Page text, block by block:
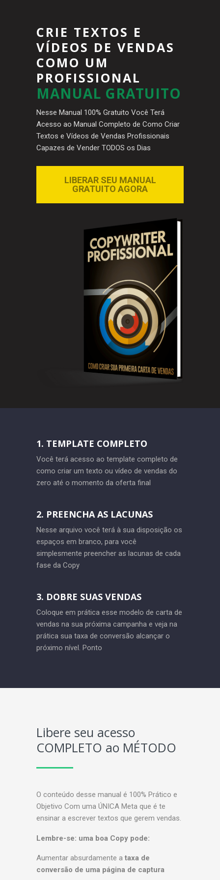
CRIE TEXTOS E
VÍDEOS DE VENDAS
COMO UM
PROFISSIONAL
MANUAL GRATUITO
Nesse Manual 100% Gratuito Você Terá
Acesso ao Manual Completo de Como Criar
Textos e Vídeos de Vendas Profissionais
Capazes de Vender TODOS os Dias
LIBERAR SEU MANUAL
GRATUITO AGORA
1. TEMPLATE COMPLETO
Você terá acesso ao template completo de
como criar um texto ou vídeo de vendas do
zero até o momento da oferta final
2. PREENCHA AS LACUNAS
Nesse arquivo você terá à sua disposição os
espaços em branco, para você
simplesmente preencher as lacunas de cada
fase da Copy
3. DOBRE SUAS VENDAS
Coloque em prática esse modelo de carta de
vendas na sua próxima campanha e veja na
prática sua taxa de conversão alcançar o
próximo nível. Ponto
Libere seu acesso
COMPLETO ao MÉTODO
O conteúdo desse manual é 100% Prático e
Objetivo Com uma ÚNICA Meta que é te
ensinar a escrever textos que gerem vendas.
Lembre-se: uma boa Copy pode:
Aumentar absurdamente a taxa de
conversão de uma página de captura